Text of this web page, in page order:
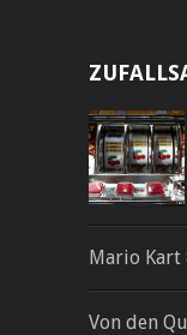
Mario Kart
Von den